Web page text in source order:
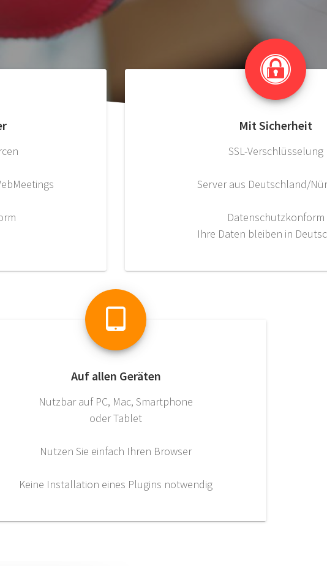
Mit Sicherheit
SSL-Verschlüsselung
Server aus Deutschland/
Datenschutzkonform
Ihre Daten bleiben in
Auf allen Geräten
Nutzbar auf PC, Mac, Smartphone
oder Tablet
Nutzen Sie einfach Ihren Browser
Keine Installation eines Plugins notwendig